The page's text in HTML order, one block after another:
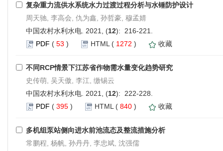
复杂重力流供水系统水力过渡过程分析与水锤防护设计
周天驰, 李高会, 仇为鑫, 孙哲豪, 穆孟婧
中国农村水利水电. 2021, (12): 216-221.
PDF ( 53 ) HTML ( 1272 ) 收藏
不同RCP情景下江苏省作物需水量变化趋势研究
史传萌, 吴天傲, 李江, 缴锡云
中国农村水利水电. 2021, (12): 222-228.
PDF ( 395 ) HTML ( 840 ) 收藏
多机组泵站侧向进水前池流态及整流措施分析
常鹏程, 杨帆, 孙丹丹, 李忠斌, 沈强儒